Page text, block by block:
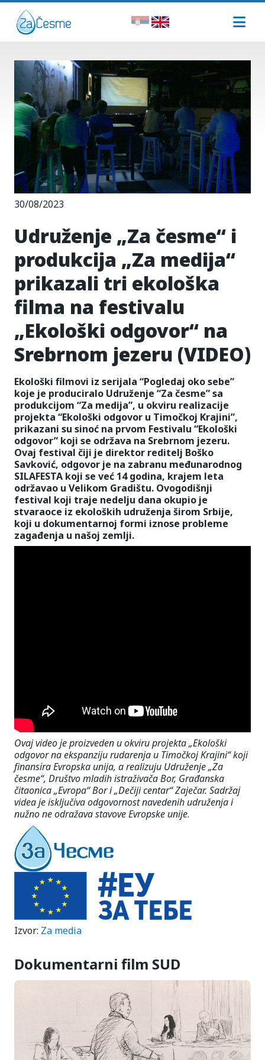
30/08/2023
Udruženje „Za česme“ i
produkcija „Za medija“
prikazali tri ekološka
filma na festivalu
„Ekološki odgovor“ na
Srebrnom jezeru (VIDEO)
Ekološki filmovi iz serijala “Pogledaj oko sebe”
koje je produciralo Udruženje “Za česme” sa
produkcijom “Za medija”, u okviru realizacije
projekta “Ekološki odgovor u Timočkoj Krajini”,
prikazani su sinoć na prvom Festivalu “Ekološki
odgovor” koji se održava na Srebrnom jezeru.
Ovaj festival čiji je direktor reditelj Boško
Savković, odgovor je na zabranu međunarodnog
SILAFESTA koji se već 14 godina, krajem leta
održavao u Velikom Gradištu. Ovogodišnji
festival koji traje nedelju dana okupio je
stvaraoce iz ekoloških udruženja širom Srbije,
koji u dokumentarnoj formi iznose probleme
zagađenja u našoj zemlji.
Ovaj video je proizveden u okviru projekta „Ekološki
odgovor na ekspanziju rudarenja u Timočkoj Krajini“ koji
finansira Evropska unija, a realizuju Udruženje „Za
česme“, Društvo mladih istraživača Bor, Građanska
čitaonica „Evropa“ Bor i „Dečiji centar“ Zaječar. Sadržaj
videa je isključiva odgovornost navedenih udruženja i
nužno ne odražava stavove Evropske unije.
Izvor: Za media
Dokumentarni film SUD